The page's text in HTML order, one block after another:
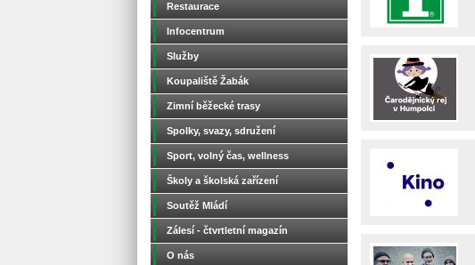
Restaurace
Infocentrum
Služby
Koupaliště Žabák
Zimní běžecké trasy
Spolky, svazy, sdružení
Sport, volný čas, wellness
Školy a školská zařízení
Soutěž Mládí
Zálesí - čtvrtletní magazín
O nás